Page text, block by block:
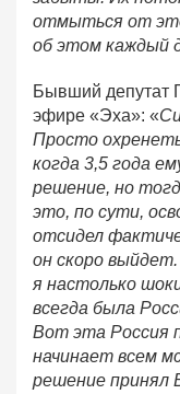
отмыться от
об этом каждый
Бывший депутат
эфире «Эха»: «
Просто
когда 3,5 года
решение, но
это, по сути,
отсидел
он скоро
я настолько
всегда была
Вот эта Россия
начинает всем
решение принял